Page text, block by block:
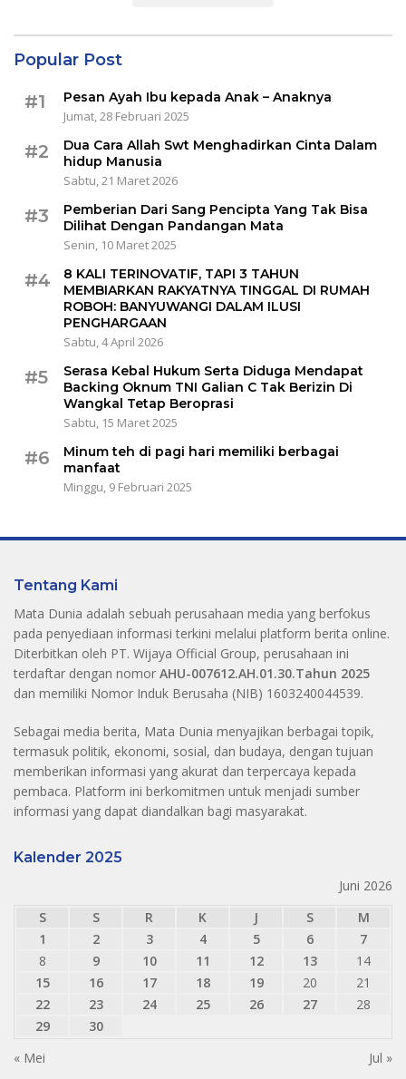
Popular Post
#1
Pesan Ayah Ibu kepada Anak – Anaknya
Jumat, 28 Februari 2025
#2
Dua Cara Allah Swt Menghadirkan Cinta Dalam
hidup Manusia
Sabtu, 21 Maret 2026
#3
Pemberian Dari Sang Pencipta Yang Tak Bisa
Dilihat Dengan Pandangan Mata
Senin, 10 Maret 2025
#4
8 KALI TERINOVATIF, TAPI 3 TAHUN
MEMBIARKAN RAKYATNYA TINGGAL DI RUMAH
ROBOH: BANYUWANGI DALAM ILUSI
PENGHARGAAN
Sabtu, 4 April 2026
#5
Serasa Kebal Hukum Serta Diduga Mendapat
Backing Oknum TNI Galian C Tak Berizin Di
Wangkal Tetap Beroprasi
Sabtu, 15 Maret 2025
#6
Minum teh di pagi hari memiliki berbagai
manfaat
Minggu, 9 Februari 2025
Tentang Kami
Mata Dunia adalah sebuah perusahaan media yang berfokus
pada penyediaan informasi terkini melalui platform berita online.
Diterbitkan oleh PT. Wijaya Official Group, perusahaan ini
terdaftar dengan nomor AHU-007612.AH.01.30.Tahun 2025
dan memiliki Nomor Induk Berusaha (NIB) 1603240044539.
Sebagai media berita, Mata Dunia menyajikan berbagai topik,
termasuk politik, ekonomi, sosial, dan budaya, dengan tujuan
memberikan informasi yang akurat dan terpercaya kepada
pembaca. Platform ini berkomitmen untuk menjadi sumber
informasi yang dapat diandalkan bagi masyarakat.
Kalender 2025
Juni 2026
S
S R K J S
M
1
2 3 4 5 6
7
8
9 10 11 12 13
14
15
16 17 18 19 20
21
22
23 24 25 26 27
28
29
30
« Mei
Jul »